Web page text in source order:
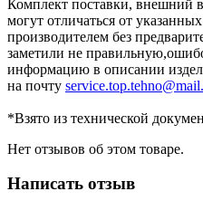
Комплект поставки, внешний
могут отличаться от
производителем без
заметили не
информацию в описании
на почту
*Взято из технической
Нет отзывов об этом товаре.
Написать отзыв